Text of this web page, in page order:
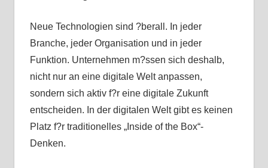
Neue Technologien sind ?berall. In jeder
Branche, jeder Organisation und in jeder
Funktion. Unternehmen m?ssen sich deshalb,
nicht nur an eine digitale Welt anpassen,
sondern sich aktiv f?r eine digitale Zukunft
entscheiden. In der digitalen Welt gibt es keinen
Platz f?r traditionelles „Inside of the Box“-
Denken.